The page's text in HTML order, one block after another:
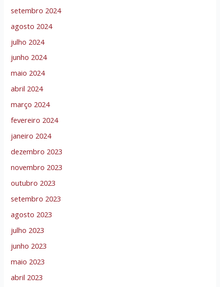
setembro 2024
agosto 2024
julho 2024
junho 2024
maio 2024
abril 2024
março 2024
fevereiro 2024
janeiro 2024
dezembro 2023
novembro 2023
outubro 2023
setembro 2023
agosto 2023
julho 2023
junho 2023
maio 2023
abril 2023